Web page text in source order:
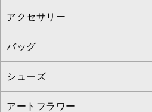
ベスト・ジレ
パーカー
タンクトップ・キャミソール
スウェット・ジャージー
その他のワンピース・ドレス
ハーフ・ショート丈パンツ
サロペット・オールインワン
その他のパンツ
ミモレ丈スカート
ショート・ミニ丈スカート
その他のスカート
ノーカラージャケット
セットアップ
セットアップジャケット
セットアップパンツ
トレンチコート
ピーコート
ダッフルコート
チェスターコート
すべてのグッズ・小物
マスク
ストール・マフラー・スヌード
ベルト・サスペンダー
アクセサリー
すべてのアクセサリー
ネックレス
ピアス・イヤリング
バッグ
すべてのバッグ
トートバッグ
シューズ
すべてのシューズ
アートフラワー